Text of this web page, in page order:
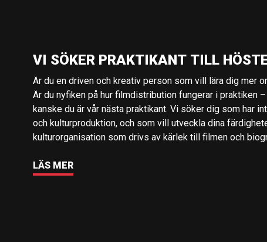
VI SÖKER PRAKTIKANT TILL
Är du en driven och kreativ person som vill lära dig mer
Är du nyfiken på hur filmdistribution fungerar i praktiken
kanske du är vår nästa praktikant. Vi söker dig som har
och kulturproduktion, och som vill utveckla dina
kulturorganisation som drivs av kärlek till filmen och
LÄS MER